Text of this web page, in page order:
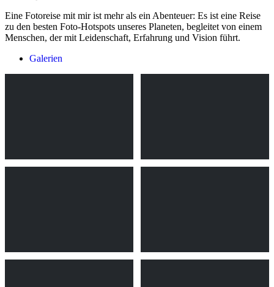
Eine Fotoreise mit mir ist mehr als ein Abenteuer: Es ist eine Reise
zu den besten Foto-Hotspots unseres Planeten, begleitet von einem
Menschen, der mit Leidenschaft, Erfahrung und Vision führt.
Galerien